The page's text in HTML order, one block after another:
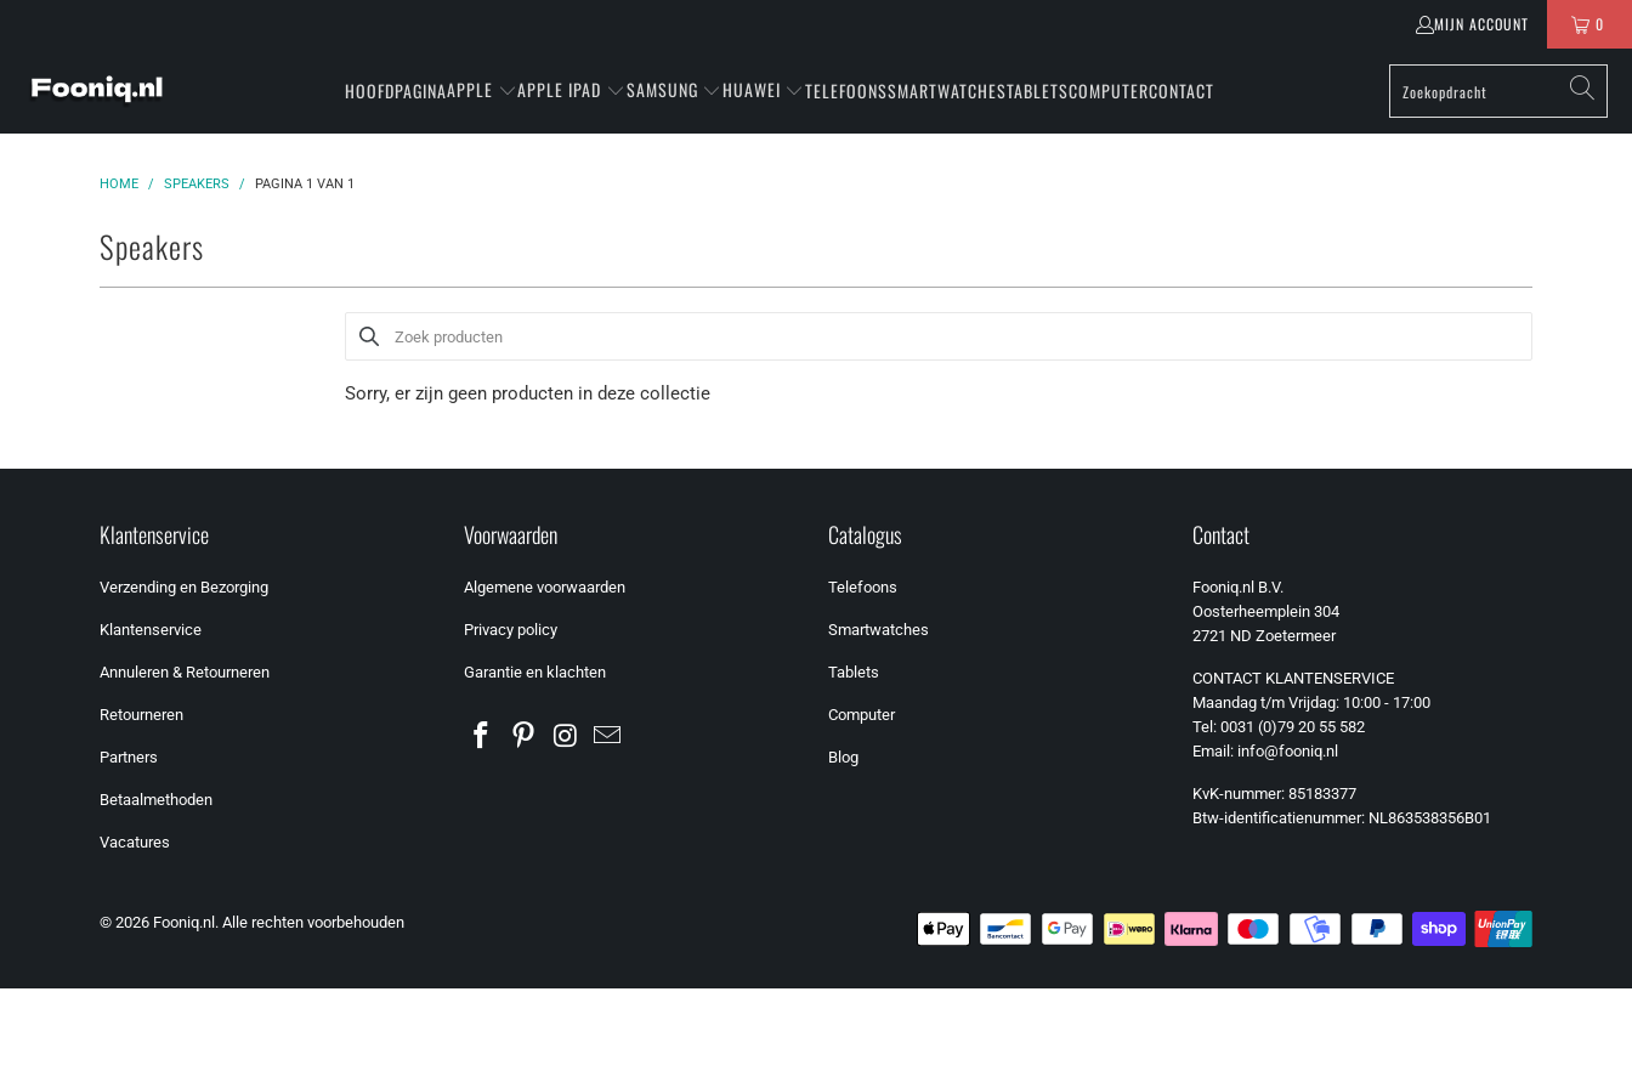
MIJN ACCOUNT 0
HOOFDPAGINAAPPLE APPLE IPAD SAMSUNG HUAWEI TELEFOONSSMARTWATCHESTABLETSCOMPUTERCONTACT
HOME / SPEAKERS / PAGINA 1 VAN 1
Speakers
Sorry, er zijn geen producten in deze collectie
Klantenservice
Verzending en Bezorging
Klantenservice
Annuleren & Retourneren
Retourneren
Partners
Betaalmethoden
Vacatures
Voorwaarden
Algemene voorwaarden
Privacy policy
Garantie en klachten
Catalogus
Telefoons
Smartwatches
Tablets
Computer
Blog
Contact
Fooniq.nl B.V.
Oosterheemplein 304
2721 ND Zoetermeer
CONTACT KLANTENSERVICE
Maandag t/m Vrijdag: 10:00 - 17:00
Tel: 0031 (0)79 20 55 582
Email: info@fooniq.nl
KvK-nummer: 85183377
Btw-identificatienummer: NL863538356B01
© 2026 Fooniq.nl . Alle rechten voorbehouden